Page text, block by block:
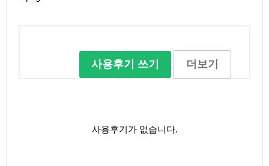
사용후기 쓰기 더보기
사용후기가 없습니다.